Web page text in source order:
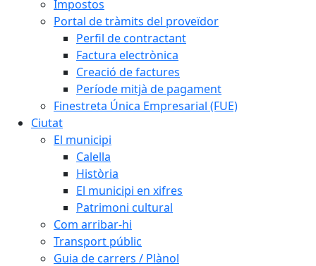
Impostos
Portal de tràmits del proveïdor
Perfil de contractant
Factura electrònica
Creació de factures
Període mitjà de pagament
Finestreta Única Empresarial (FUE)
Ciutat
El municipi
Calella
Història
El municipi en xifres
Patrimoni cultural
Com arribar-hi
Transport públic
Guia de carrers / Plànol